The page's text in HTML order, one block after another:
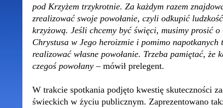
pod Krzyżem trzykrotnie. Za każdym razem
zrealizować swoje powołanie, czyli odkupić
krzyżową. Jeśli chcemy być święci, musimy prosić o
Chrystusa w Jego heroizmie i pomimo
realizować własne powołanie. Trzeba pamiętać, że
czegoś powołany – mówił prelegent.
W trakcie spotkania podjęto kwestię skuteczności
świeckich w życiu publicznym. Zaprezentowano